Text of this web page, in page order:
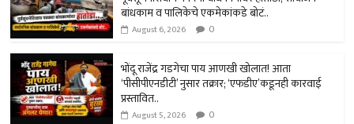
p
p
ok ge
r
बांधकाम व पालिकेचे एकमेकांकडे बोटं..
August 6, 2026 0
भोंदू राजेंद्र गडगेचा पाय आणखी खोलात! आता
‘पीसीपीएनडीटी’ नुसार तक्रार; ‘एफडीए’कडूनही कारवाई
प्रस्तावित..
August 5, 2026 0